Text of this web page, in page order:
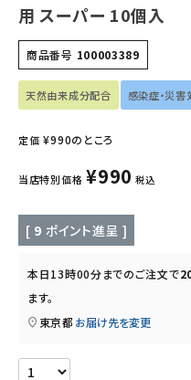
キッズ・ベビー・マタニティ
キッチン用品
フード・ドリンク
オリジナルブランド
ナチュラムーン
用 スーパー 10個入
商品番号 100003389
天然由来成分配合 感染症・災害
定価 ¥990のところ
当店特別価格 ¥990 税込
[ 9 ポイント進呈 ]
本日13時00分までのご注文で
ます。
東京都 お届け先を変更